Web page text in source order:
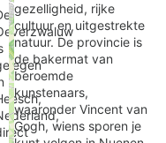
gezelligheid, rijke
cultuur en uitgestrekte
natuur. De provincie is
de bakermat van
beroemde
kunstenaars,
waaronder Vincent van
Gogh, wiens sporen je